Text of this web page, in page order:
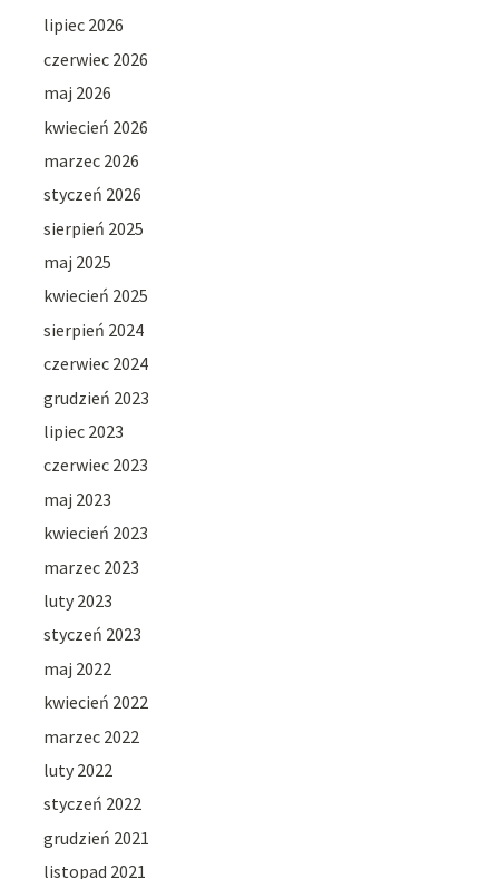
lipiec 2026
czerwiec 2026
maj 2026
kwiecień 2026
marzec 2026
styczeń 2026
sierpień 2025
maj 2025
kwiecień 2025
sierpień 2024
czerwiec 2024
grudzień 2023
lipiec 2023
czerwiec 2023
maj 2023
kwiecień 2023
marzec 2023
luty 2023
styczeń 2023
maj 2022
kwiecień 2022
marzec 2022
luty 2022
styczeń 2022
grudzień 2021
listopad 2021